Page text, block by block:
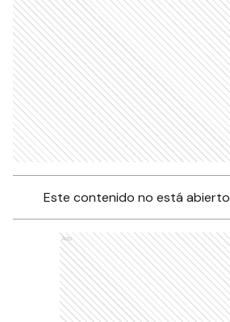
Este contenido no está
Ads